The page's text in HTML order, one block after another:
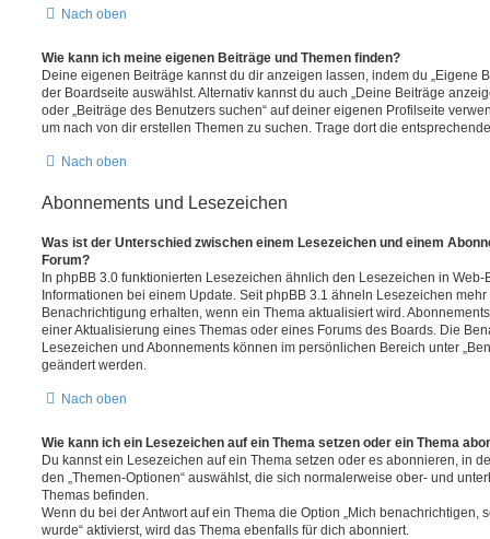
Nach oben
Wie kann ich meine eigenen Beiträge und Themen finden?
Deine eigenen Beiträge kannst du dir anzeigen lassen, indem du „Eigene
der Boardseite auswählst. Alternativ kannst du auch „Deine Beiträge
oder „Beiträge des Benutzers suchen“ auf deiner eigenen Profilseite
um nach von dir erstellen Themen zu suchen. Trage dort die
Nach oben
Abonnements und Lesezeichen
Was ist der Unterschied zwischen einem Lesezeichen und einem
Forum?
In phpBB 3.0 funktionierten Lesezeichen ähnlich den Lesezeichen in
Informationen bei einem Update. Seit phpBB 3.1 ähneln Lesezeichen
Benachrichtigung erhalten, wenn ein Thema aktualisiert wird.
einer Aktualisierung eines Themas oder eines Forums des Boards. Die
Lesezeichen und Abonnements können im persönlichen Bereich unter
geändert werden.
Nach oben
Wie kann ich ein Lesezeichen auf ein Thema setzen oder ein Thema
Du kannst ein Lesezeichen auf ein Thema setzen oder es abonnieren, in
den „Themen-Optionen“ auswählst, die sich normalerweise ober- und
Themas befinden.
Wenn du bei der Antwort auf ein Thema die Option „Mich benachrichtigen,
wurde“ aktivierst, wird das Thema ebenfalls für dich abonniert.